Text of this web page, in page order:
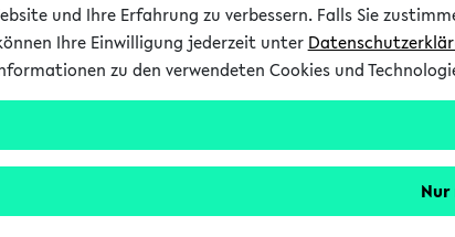
Forschung Studium
Archivierte
Anglistik: British and American Studies / B.A.
und Ihre Erfahrung zu verbessern. Falls Sie
Ihre Einwilligung jederzeit unter
zu den verwendeten Cookies und
Nur